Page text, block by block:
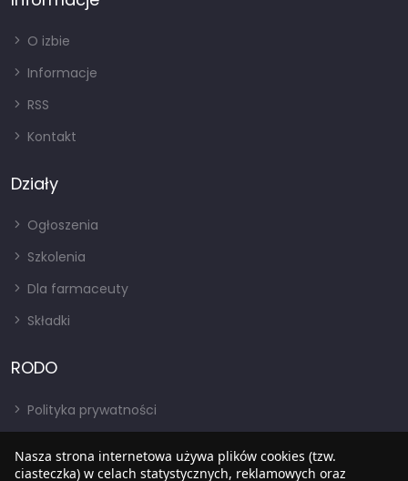
O izbie
Informacje
RSS
Kontakt
Działy
Ogłoszenia
Szkolenia
Dla farmaceuty
Składki
RODO
Polityka prywatności
RODO
Nasza strona internetowa używa plików cookies (tzw.
ciasteczka) w celach statystycznych, reklamowych oraz